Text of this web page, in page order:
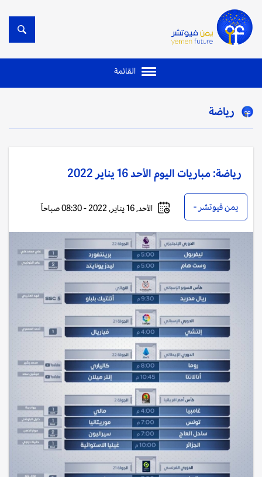
القائمة
رياضة
رياضة: مباريات اليوم الأحد 16 يناير 2022
يمن فيوتشر - الأحد, 16 يناير, 2022 - 08:30 صباحاً